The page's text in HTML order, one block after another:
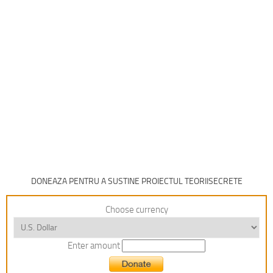
DONEAZA PENTRU A SUSTINE PROIECTUL TEORIISECRETE
Choose currency
Enter amount